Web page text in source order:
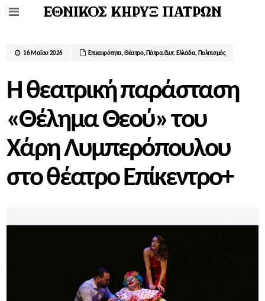
16 Μαΐου 2026 Επικαιρότητα,Θέατρο, Πάτρα/Δυτ. Ελλάδα, Πολιτισμός
Η θεατρική παράσταση
«Θέλημα Θεού» του
Χάρη Λυμπερόπουλου
στο θέατρο Επίκεντρο+